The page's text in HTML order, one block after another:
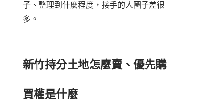
子、整理到什麼程度，接手的人圈子差很
多。
新竹持分土地怎麼賣、優先購
買權是什麼